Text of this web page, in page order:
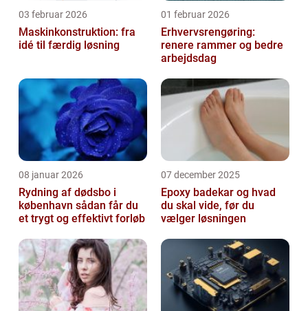
03 februar 2026
Maskinkonstruktion: fra
idé til færdig løsning
01 februar 2026
Erhvervsrengøring:
renere rammer og bedre
arbejdsdag
08 januar 2026
Rydning af dødsbo i
københavn sådan får du
et trygt og effektivt forløb
07 december 2025
Epoxy badekar og hvad
du skal vide, før du
vælger løsningen